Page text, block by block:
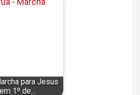
para Jesus
1º de…